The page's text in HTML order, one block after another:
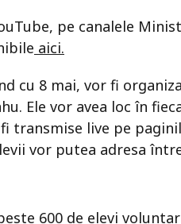
pe canalele
aici.
cu 8 mai, vor fi
Ele vor avea loc în
transmise live pe
vor putea adresa
600 de elevi